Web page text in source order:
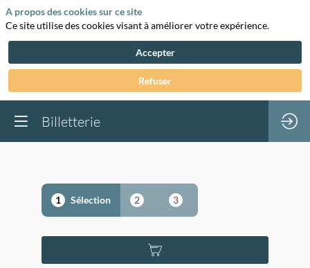
Billetterie
1 Sélection 2 3
A propos des cookies sur ce site
Ce site utilise des cookies visant à améliorer votre expérience.
Accepter
Refuser